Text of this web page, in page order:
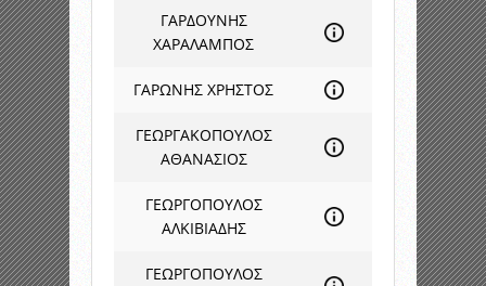
ΓΑΡΔΟΥΝΗΣ
ΧΑΡΑΛΑΜΠΟΣ
ΓΑΡΩΝΗΣ ΧΡΗΣΤΟΣ
ΓΕΩΡΓΑΚΟΠΟΥΛΟΣ
ΑΘΑΝΑΣΙΟΣ
ΓΕΩΡΓΟΠΟΥΛΟΣ
ΑΛΚΙΒΙΑΔΗΣ
ΓΕΩΡΓΟΠΟΥΛΟΣ